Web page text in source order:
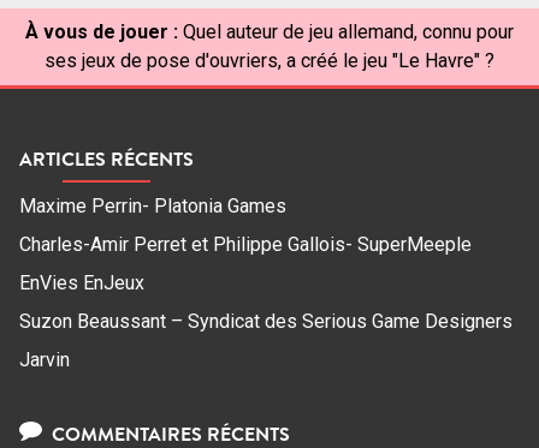
À vous de jouer : Quel auteur de jeu allemand, connu pour
ses jeux de pose d'ouvriers, a créé le jeu "Le Havre" ?
ARTICLES RÉCENTS
Maxime Perrin- Platonia Games
Charles-Amir Perret et Philippe Gallois- SuperMeeple
EnVies EnJeux
Suzon Beaussant – Syndicat des Serious Game Designers
Jarvin
COMMENTAIRES RÉCENTS